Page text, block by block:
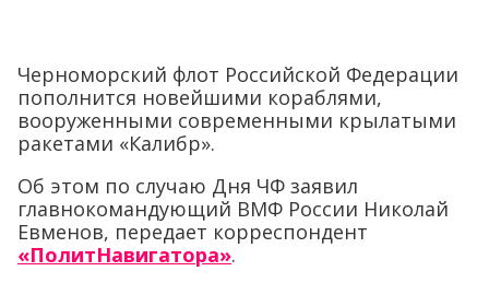
Черноморский флот Российской Федерации
пополнится новейшими кораблями,
вооруженными современными крылатыми
ракетами «Калибр».
Об этом по случаю Дня ЧФ заявил
главнокомандующий ВМФ России Николай
Евменов, передает корреспондент
«ПолитНавигатора».